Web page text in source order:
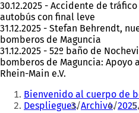
30.12.2025 - Accidente de
autobús con final leve
31.12.2025 - Stefan Behrendt,
bomberos de Maguncia
31.12.2025 - 52º baño de
bomberos de Maguncia: Apoyo
Rhein-Main e.V.
Estás
aquí:
Bienvenido al cuerpo de
Despliegues Archivo 2025